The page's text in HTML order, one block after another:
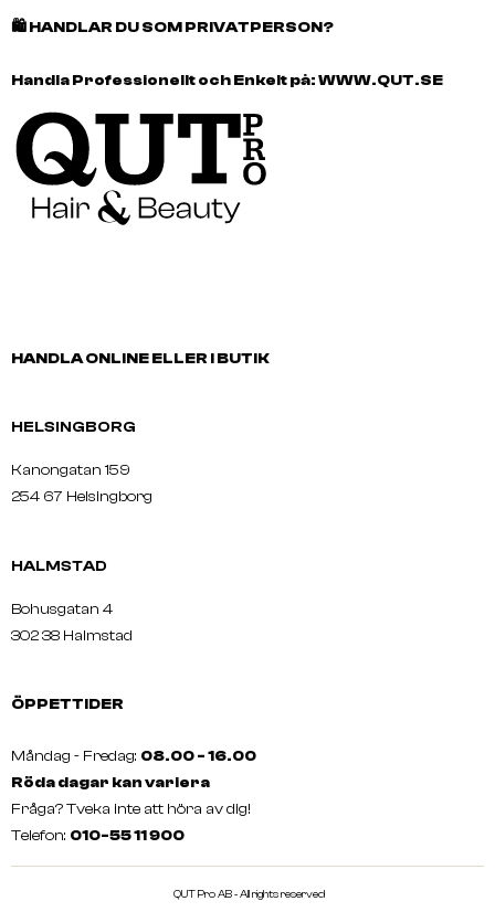
🛍️HANDLAR DU SOM PRIVATPERSON?
Handla Professionellt och Enkelt på:WWW.QUT.SE
HANDLA ONLINE ELLER I BUTIK
HELSINGBORG
Kanongatan 159
254 67 Helsingborg
HALMSTAD
Bohusgatan 4
302 38 Halmstad
ÖPPETTIDER
Måndag - Fredag: 08.00 - 16.00
Röda dagar kan variera
Fråga? Tveka inte att höra av dig!
Telefon: 010-55 11 900
QUT Pro AB - All rights reserved